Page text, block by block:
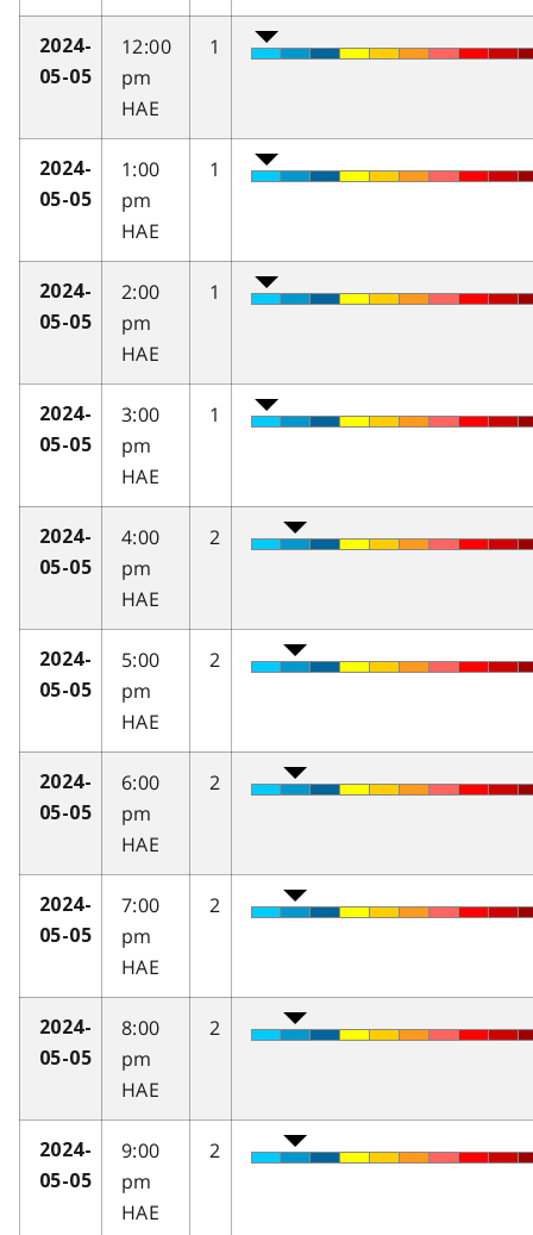
2024-
05-05
12:00
pm
HAE
1
2024-
05-05
1:00
pm
HAE
1
2024-
05-05
2:00
pm
HAE
1
2024-
05-05
3:00
pm
HAE
1
2024-
05-05
4:00
pm
HAE
2
2024-
05-05
5:00
pm
HAE
2
2024-
05-05
6:00
pm
HAE
2
2024-
05-05
7:00
pm
HAE
2
2024-
05-05
8:00
pm
HAE
2
2024-
05-05
9:00
pm
HAE
2